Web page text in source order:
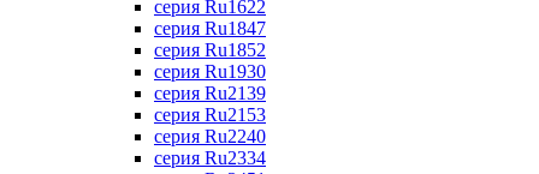
серия Ru1622
серия Ru1847
серия Ru1852
серия Ru1930
серия Ru2139
серия Ru2153
серия Ru2240
серия Ru2334